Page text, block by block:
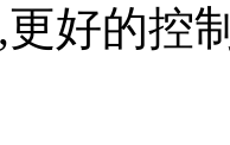
更好的控